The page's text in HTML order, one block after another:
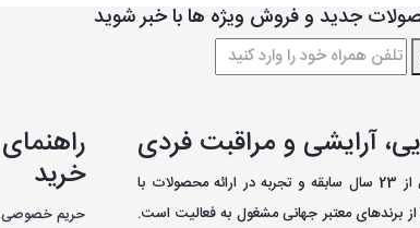
جدید و فروش ویژه ها با خبر شوید
آرایشی و مراقبت فردی
فروشگاه مهرپخش با بیش از 23 سال سابقه و تجربه در ارائه محصولات با
برندهای معتبر جهانی مشغول به فعاليت است.
راهنمای
خرید
حریم خصوصی